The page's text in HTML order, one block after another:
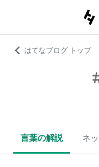
はてなブログ トップ
言葉の解説 ネ